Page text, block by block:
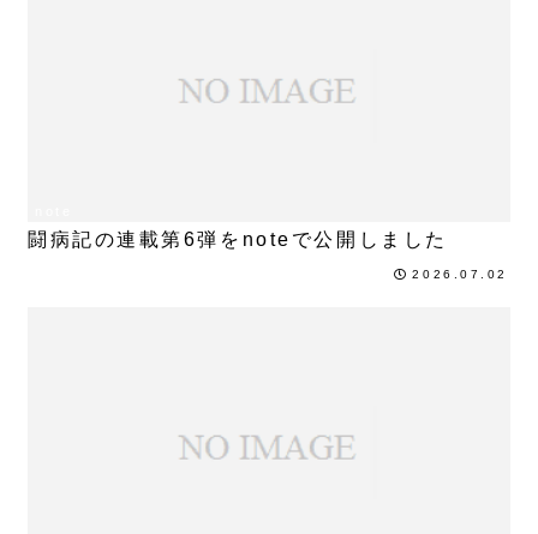
闘病記の連載第6弾をnoteで公開しました
2026.07.02